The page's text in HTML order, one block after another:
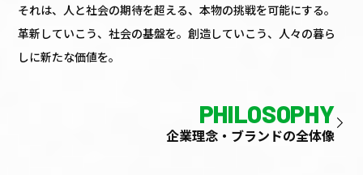
それは、人と社会の期待を超える、本物の挑戦を可能にする。
革新していこう、社会の基盤を。創造していこう、人々の暮ら
しに新たな価値を。
PHILOSOPHY
企業理念・ブランドの全体像